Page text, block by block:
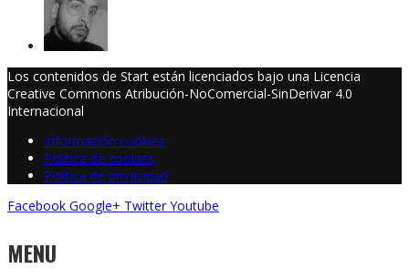
Los contenidos de Start están licenciados bajo una Licencia
Creative Commons Atribución-NoComercial-SinDerivar 4.0
Internacional
Información cookies
Política de cookies
Política de privacidad
Facebook Google+ Twitter Youtube
MENU